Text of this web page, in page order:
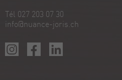
Tél 027 203 07 30
info@nuance-joris.ch